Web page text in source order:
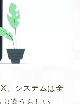
、システムは全
違うらしい。